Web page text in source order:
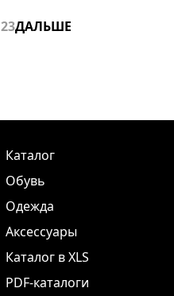
23ДАЛЬШЕ
Каталог
Обувь
Одежда
Аксессуары
Каталог в XLS
PDF-каталоги